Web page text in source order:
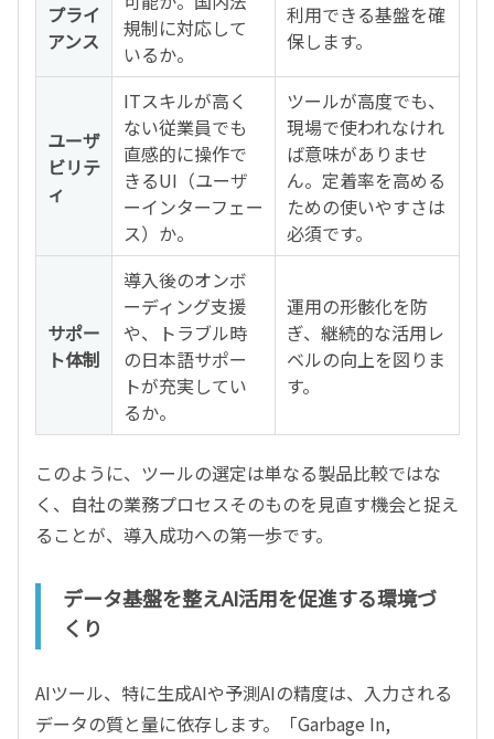
プライ
アンス
規制に対応して
いるか。
利用できる基盤を確
保します。
ユーザ
ビリテ
ィ
ITスキルが高く
ない従業員でも
直感的に操作で
きるUI（ユーザ
ーインターフェー
ス）か。
ツールが高度でも、
現場で使われなけれ
ば意味がありませ
ん。定着率を高める
ための使いやすさは
必須です。
サポー
ト体制
導入後のオンボ
ーディング支援
や、トラブル時
の日本語サポー
トが充実してい
るか。
運用の形骸化を防
ぎ、継続的な活用レ
ベルの向上を図りま
す。
このように、ツールの選定は単なる製品比較ではな
く、自社の業務プロセスそのものを見直す機会と捉え
ることが、導入成功への第一歩です。
データ基盤を整えAI活用を促進する環境づ
くり
AIツール、特に生成AIや予測AIの精度は、入力される
データの質と量に依存します。「Garbage In,